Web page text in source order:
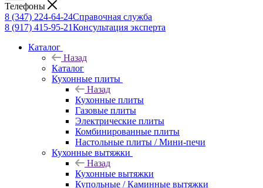
Телефоны
8 (347) 224-64-24Справочная служба
8 (917) 415-95-21Консультация эксперта
Каталог
Назад
Каталог
Кухонные плиты
Назад
Кухонные плиты
Газовые плиты
Электрические плиты
Комбинированные плиты
Настольные плиты / Мини-печи
Кухонные вытяжки
Назад
Кухонные вытяжки
Купольные / Каминные вытяжки